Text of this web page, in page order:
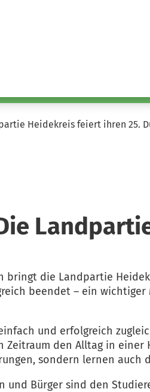
Heidekreis feiert ihren 25.
bringt die Landpartie
beendet – ein
und erfolgreich
Zeitraum den Alltag in
sondern lernen auch
und Bürger sind den